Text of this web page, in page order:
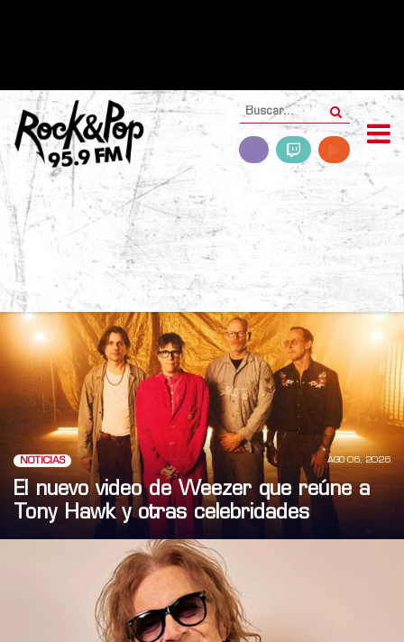
NOTICIAS AGO 06, 2026
El nuevo video de Weezer que reúne a
Tony Hawk y otras celebridades